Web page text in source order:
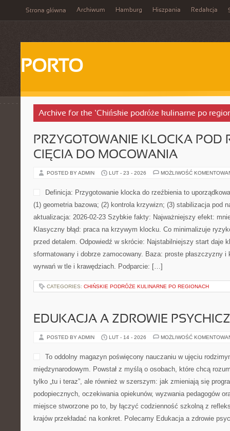
Strona główna Archiwum Hamburg Hiszpania Redakcja
PORTO
Archive for the ‘Chińskie podróże kulinarne po
PRZYGOTOWANIE KLOCKA POD
CIĘCIA DO MOCOWANIA
POSTED BY ADMIN LUT - 23 - 2026 MOŻLIWOŚĆ
Definicja: Przygotowanie klocka do rzeźbienia to
(1) geometria bazowa; (2) kontrola krzywizn; (3) stabilizacja pod
aktualizacja: 2026-02-23 Szybkie fakty: Najważniejszy efekt:
Klasyczny błąd: praca na krzywym klocku. Co minimalizuje
przed detalem. Odpowiedź w skrócie: Najstabilniejszy start daje
sformatowany i dobrze zamocowany. Baza: proste płaszczyzny i
wyrwań w tle i krawędziach. Podparcie: […]
CATEGORIES: CHIŃSKIE PODRÓŻE KULINARNE PO REGIONACH
EDUKACJA A ZDROWIE
POSTED BY ADMIN LUT - 14 - 2026 MOŻLIWOŚĆ
To oddolny magazyn poświęcony nauczaniu w ujęciu
międzynarodowym. Powstał z myślą o osobach, które chcą
tylko „tu i teraz”, ale również w szerszym: jak zmieniają się
podopiecznych, oczekiwania opiekunów, wyzwania pedagogów
miejsce stworzone po to, by łączyć codzienność szkolną z
krajów przekładać na konkret. Polecamy Edukacja a zdrowie